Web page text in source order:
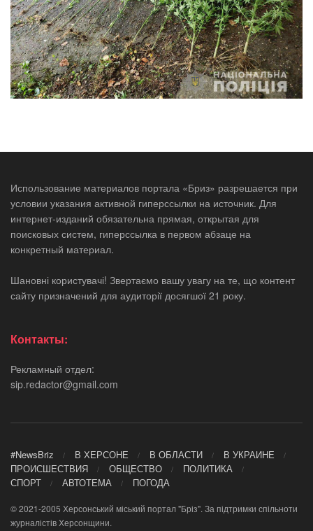
Использование материалов портала «Бриз» разрешается при
условии указания активной гиперссылки на источник. Для
интернет-изданий обязательна прямая, открытая для
поисковых систем, гиперссылка в первом абзаце на
конкретный материал.
Шановні користувачі! Звертаємо вашу увагу на те, що контент
сайту призначений для аудиторії досягшої 21 року.
Контакты:
Рекламный отдел:
sip.redactor@gmail.com
#NewsBriz В ХЕРСОНЕ В ОБЛАСТИ
В УКРАИНЕ
ПРОИСШЕСТВИЯ
ОБЩЕСТВО
ПОЛИТИКА
СПОРТ
АВТОТЕМА ПОГОДА
© 2021-2005 Херсонський міський портал "Бріз". За підтримки спільноти
журналістів Херсонщини.